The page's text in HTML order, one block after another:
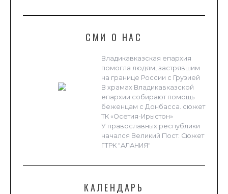
СМИ О НАС
Владикавказская епархия
помогла людям, застрявшим
на границе России с Грузией
В храмах Владикавказской
епархии собирают помощь
беженцам с Донбасса. сюжет
ТК «Осетия-Ирыстон»
У православных республики
начался Великий Пост. Сюжет
ГТРК "АЛАНИЯ"
КАЛЕНДАРЬ